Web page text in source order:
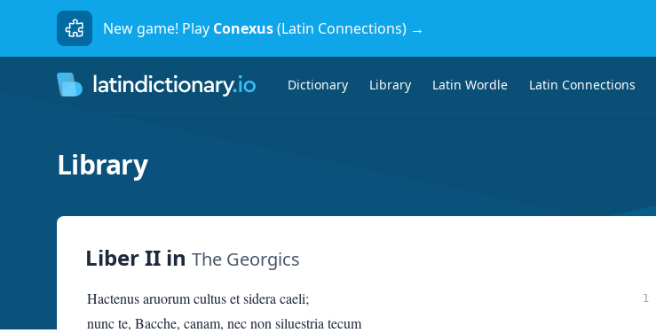
New game! Play Conexus(Latin Connections) →
Dictionary Library Latin Wordle Latin Connections
Library
Liber II in The Georgics
Hactenus aruorum cultus et sidera caeli; 1
nunc te, Bacche, canam, nec non siluestria tecum